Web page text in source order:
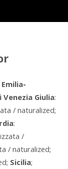
Emilia-
Venezia Giulia:
/ naturalized;
:
/
/ naturalized;
Sicilia;